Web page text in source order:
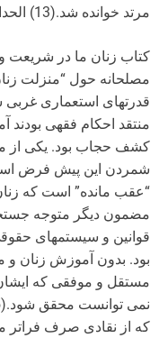
مرتد خوانده شد.(13) الحداد در 1936 در فقر و گمنامی درگذشت.
کتاب زنان ما در شریعت و
مصلحانه حول “منزلت
منتقد احکام فقهی
کشف حجاب بود. یکی از
شمردن این پیش فرض
“عقب مانده” است که
مضمون دیگر متوجه
قوانین و سیستمهای
بود. بدون آموزش زنان
مستقل و موفقی که
که از نقادی صرف فراتر